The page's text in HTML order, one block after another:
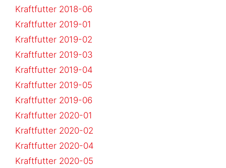
Kraftfutter 2018-06
Kraftfutter 2019-01
Kraftfutter 2019-02
Kraftfutter 2019-03
Kraftfutter 2019-04
Kraftfutter 2019-05
Kraftfutter 2019-06
Kraftfutter 2020-01
Kraftfutter 2020-02
Kraftfutter 2020-04
Kraftfutter 2020-05